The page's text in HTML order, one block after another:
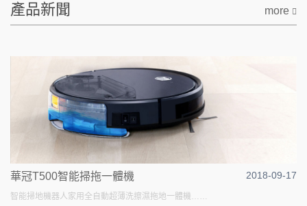
產品新聞 more
2018-09-17
華冠T500智能掃拖一體機
智能掃地機器人家用全自動超薄洗擦濕拖地一體機……